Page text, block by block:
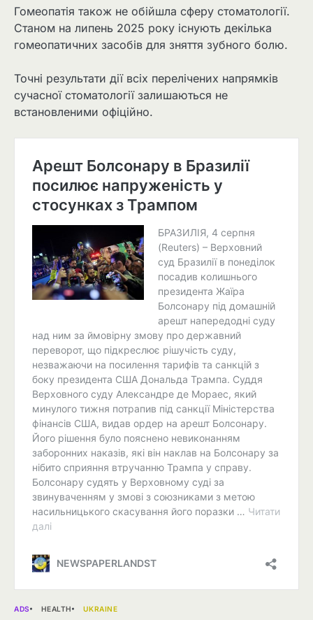
Гомеопатія також не обійшла сферу стоматології.
Станом на липень 2025 року існують декілька
гомеопатичних засобів для зняття зубного болю.
Точні результати дії всіх перелічених напрямків
сучасної стоматології залишаються не
встановленими офіційно.
ADS HEALTH UKRAINE